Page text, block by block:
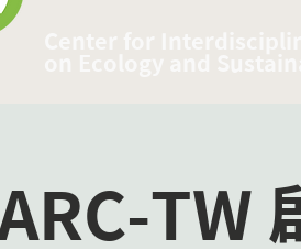
TW